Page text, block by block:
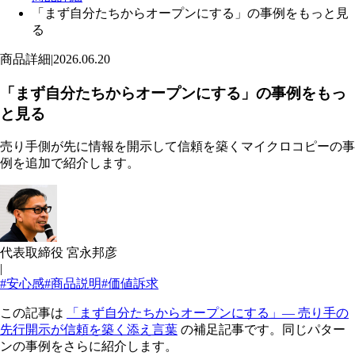
「まず自分たちからオープンにする」の事例をもっと見
る
商品詳細|2026.06.20
「まず自分たちからオープンにする」の事例をもっ
と見る
売り手側が先に情報を開示して信頼を築くマイクロコピーの事
例を追加で紹介します。
代表取締役 宮永邦彦
|
#安心感#商品説明#価値訴求
この記事は
「まず自分たちからオープンにする」— 売り手の
先行開示が信頼を築く添え言葉 の補足記事です。同じパター
ンの事例をさらに紹介します。